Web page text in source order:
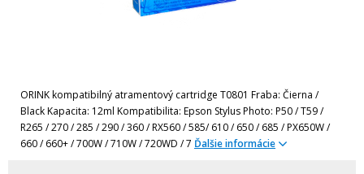
ORINK kompatibilný atramentový cartridge T0801 Fraba: Čierna /
Black Kapacita: 12ml Kompatibilita: Epson Stylus Photo: P50 / T59 /
R265 / 270 / 285 / 290 / 360 / RX560 / 585/ 610 / 650 / 685 / PX650W /
660 / 660+ / 700W / 710W / 720WD / 7 Ďalšie informácie